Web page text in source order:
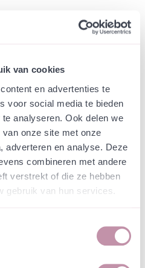
van cookies
en advertenties te
voor social media te bieden
analyseren. Ook delen we
onze site met onze
adverteren en analyse. Deze
combineren met andere
verstrekt of die ze hebben
gebruik van hun services.
€ 4,09
meer biodiversiteit
op kalkbodems
De soort staat op